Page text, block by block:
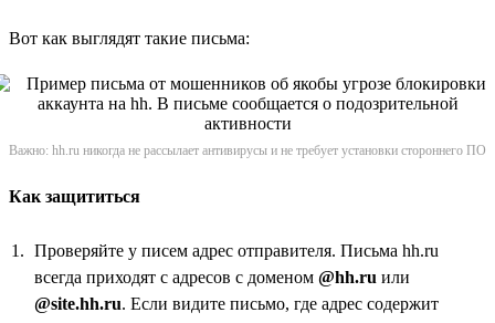
Вот как выглядят такие письма:
Важно: hh.ru никогда не рассылает антивирусы и не требует установки стороннего ПО
Как защититься
Проверяйте у писем адрес отправителя. Письма hh.ru
всегда приходят с адресов с доменом @hh.ru или
@site.hh.ru. Если видите письмо, где адрес содержит